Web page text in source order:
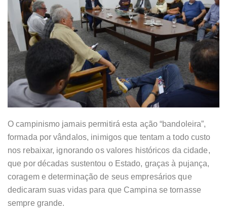
O campinismo jamais permitirá esta ação “bandoleira”,
formada por vândalos, inimigos que tentam a todo custo
nos rebaixar, ignorando os valores históricos da cidade,
que por décadas sustentou o Estado, graças à pujança,
coragem e determinação de seus empresários que
dedicaram suas vidas para que Campina se tornasse
sempre grande.